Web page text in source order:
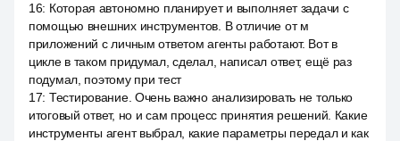
16: Которая автономно планирует и выполняет задачи с
помощью внешних инструментов. В отличие от м
приложений с личным ответом агенты работают. Вот в
цикле в таком придумал, сделал, написал ответ, ещё раз
подумал, поэтому при тест
17: Тестирование. Очень важно анализировать не только
итоговый ответ, но и сам процесс принятия решений. Какие
инструменты агент выбрал, какие параметры передал и как